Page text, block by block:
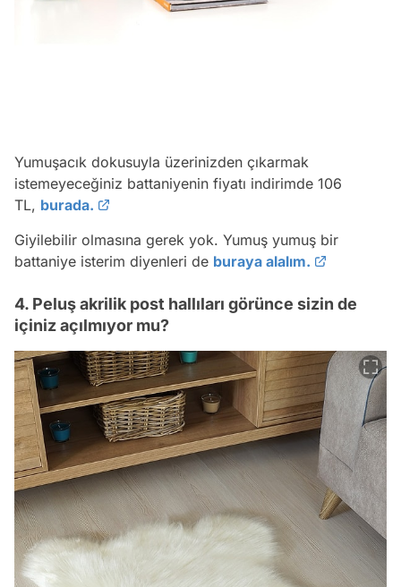
Yumuşacık dokusuyla üzerinizden çıkarmak
istemeyeceğiniz battaniyenin fiyatı indirimde 106
TL, burada.
Giyilebilir olmasına gerek yok. Yumuş yumuş bir
battaniye isterim diyenleri de buraya alalım.
4. Peluş akrilik post hallıları görünce sizin de
içiniz açılmıyor mu?